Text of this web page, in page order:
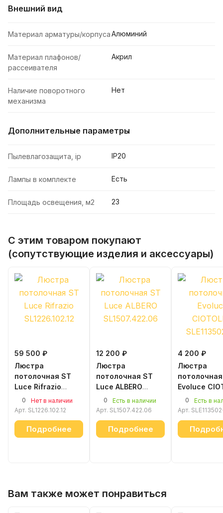
Внешний вид
Материал арматуры/корпусаАлюминий
Материал плафонов/
рассеивателя
Акрил
Наличие поворотного
механизма
Нет
Дополнительные параметры
Пылевлагозащита, ip IP20
Лампы в комплекте Есть
Площадь освещения, м2 23
С этим товаром покупают
(сопутствующие изделия и аксессуары)
59 500 ₽
Люстра
потолочная ST
Luce Rifrazio
SL1226.102.12
0
Нет в наличии
Арт. SL1226.102.12
Подробнее
12 200 ₽
Люстра
потолочная ST
Luce ALBERO
SL1507.422.06
0
Есть в наличии
Арт. SL1507.422.06
Подробнее
4 200 ₽
Люстра
потолочная
Evoluce
SLE113502-
0
Есть в
Арт.
Вам также может понравиться